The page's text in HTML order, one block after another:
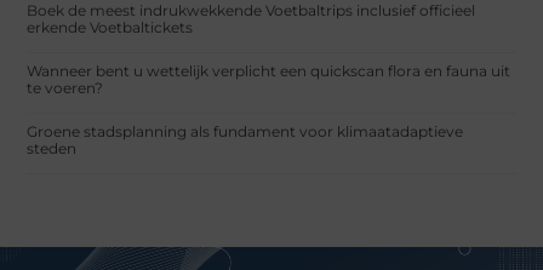
Boek de meest indrukwekkende Voetbaltrips inclusief officieel
erkende Voetbaltickets
Wanneer bent u wettelijk verplicht een quickscan flora en fauna uit
te voeren?
Groene stadsplanning als fundament voor klimaatadaptieve
steden